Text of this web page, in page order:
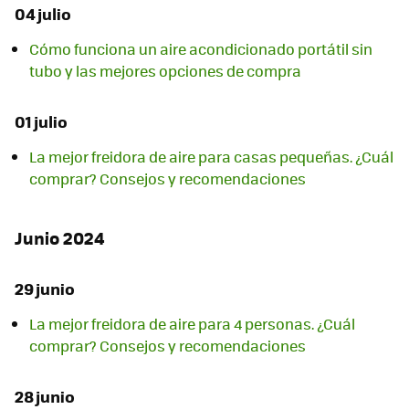
04 julio
Cómo funciona un aire acondicionado portátil sin
tubo y las mejores opciones de compra
01 julio
La mejor freidora de aire para casas pequeñas. ¿Cuál
comprar? Consejos y recomendaciones
Junio 2024
29 junio
La mejor freidora de aire para 4 personas. ¿Cuál
comprar? Consejos y recomendaciones
28 junio